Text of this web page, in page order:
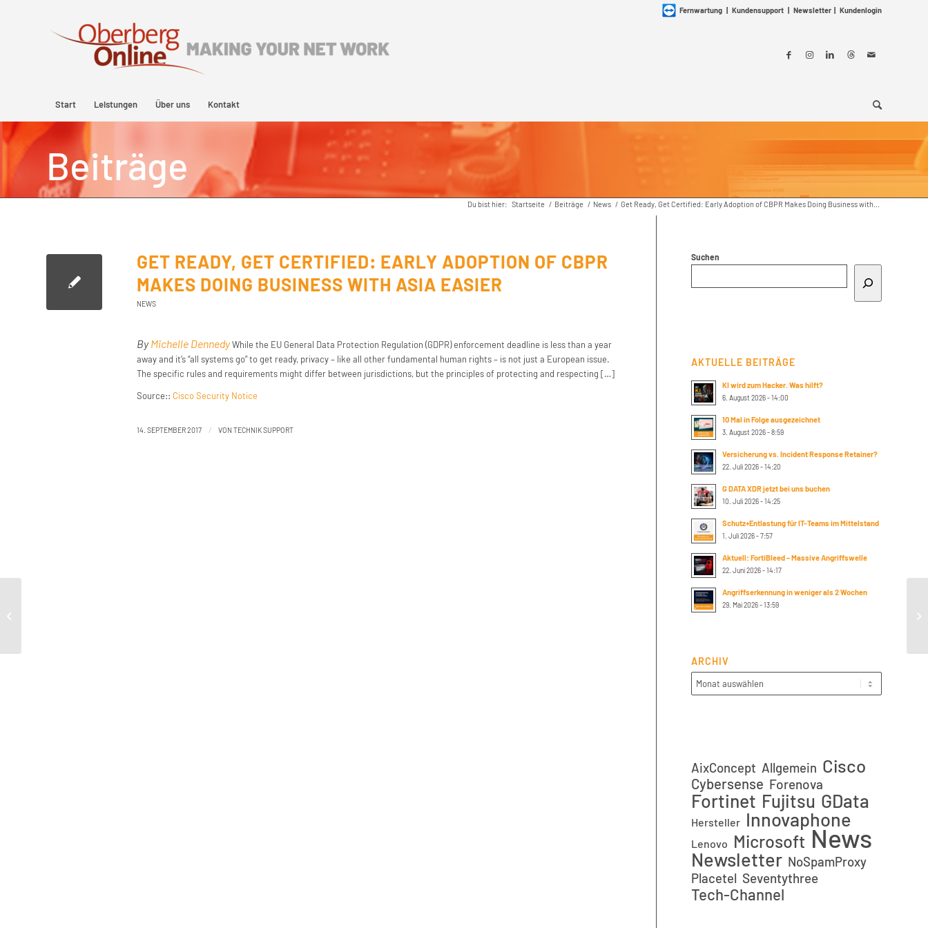
Fernwartung | Kundensupport | Newsletter | Kundenlogin
Start Leistungen Über uns Kontakt
Beiträge
Du bist hier: Startseite / Beiträge / News / Get Ready, Get Certified: Early Adoption of CBPR Makes Doing Business with...
GET READY, GET CERTIFIED: EARLY ADOPTION OF CBPR
MAKES DOING BUSINESS WITH ASIA EASIER
NEWS
ByMichelle DennedyWhile the EU General Data Protection Regulation (GDPR) enforcement deadline is less than a year
away and it’s “all systems go” to get ready, privacy – like all other fundamental human rights – is not just a European issue.
The specific rules and requirements might differ between jurisdictions, but the principles of protecting and respecting […]
Source:: Cisco Security Notice
14. SEPTEMBER 2017 / VON TECHNIK SUPPORT
Suchen
AKTUELLE BEITRÄGE
KI wird zum Hacker. Was hilft?
6. August 2026 - 14:00
10 Mal in Folge ausgezeichnet
3. August 2026 - 8:59
Versicherung vs. Incident Response Retainer?
22. Juli 2026 - 14:20
G DATA XDR jetzt bei uns buchen
10. Juli 2026 - 14:25
Schutz+Entlastung für IT-Teams im Mittelstand
1. Juli 2026 - 7:57
Aktuell: FortiBleed – Massive Angriffswelle
22. Juni 2026 - 14:17
Angriffserkennung in weniger als 2 Wochen
29. Mai 2026 - 13:59
ARCHIV
AixConcept Allgemein Cisco
Cybersense Forenova
Fortinet Fujitsu GData
Hersteller Innovaphone
Lenovo Microsoft News
Newsletter NoSpamProxy
Placetel Seventythree
Tech-Channel